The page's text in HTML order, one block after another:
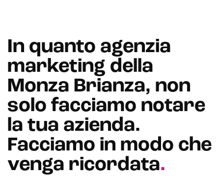
CRM & email marketing
Sistemi di loyalty
Hubspot
Email marketing
In quanto agenzia
marketing della
Monza Brianza, non
solo facciamo notare
la tua azienda.
Facciamo in modo che
venga ricordata.